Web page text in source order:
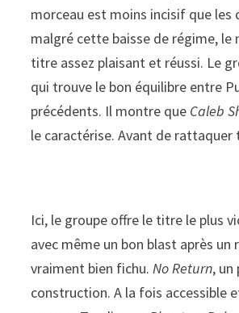
morceau est moins incisif que les
malgré cette baisse de régime, le
titre assez plaisant et réussi. Le
qui trouve le bon équilibre entre
précédents. Il montre que Caleb
le caractérise. Avant de
Ici, le groupe offre le titre le plus
avec même un bon blast après
vraiment bien fichu.No Return,
construction. A la fois accessible